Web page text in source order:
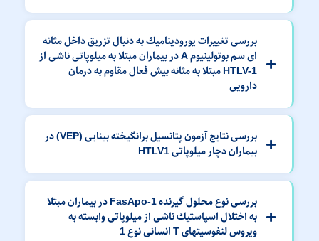
بررسی تغییرات یورودینامیك به دنبال تزریق داخل مثانه
ای سم بوتولینیوم A در بیماران مبتلا به میلوپاتی ناشی از
HTLV-1 مبتلا به مثانه بیش فعال مقاوم به درمان
دارویی
بررسی نتایج آزمون پتانسیل برانگیخته بینایی (VEP) در
بیماران دچار میلوپاتی HTLV1
بررسی نوع محلول گیرنده FasApo-1 در بیماران مبتلا
به اختلال اسپاستیك ناشی از میلوپاتی وابسته به
ویروس لنفوسیتهای T انسانی نوع 1